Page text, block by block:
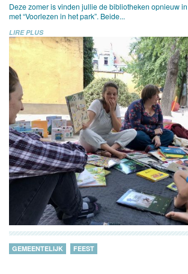
Deze zomer is vinden jullie de bibliotheken opnieuw
met “Voorlezen in het park”. Beide...
LIRE PLUS
GEMEENTELIJK FEEST